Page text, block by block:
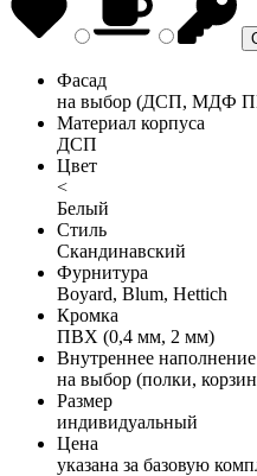
Фасад
на выбор (ДСП, МДФ
Материал корпуса
ДСП
Цвет
<
Белый
Стиль
Скандинавский
Фурнитура
Boyard, Blum, Hettich
Кромка
ПВХ (0,4 мм, 2 мм)
Внутреннее наполнение
на выбор (полки,
Размер
индивидуальный
Цена
указана за базовую